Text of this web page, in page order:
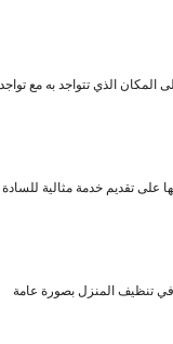
الذي تتواجد به مع تواجد
تقديم خدمة مثالية للسادة
تنظيف المنزل بصورة عامة